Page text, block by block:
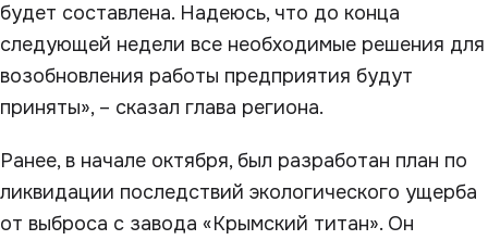
будет составлена. Надеюсь, что до конца
следующей недели все необходимые решения для
возобновления работы предприятия будут
приняты», – сказал глава региона.
Ранее, в начале октября, был разработан план по
ликвидации последствий экологического ущерба
от выброса с завода «Крымский титан». Он